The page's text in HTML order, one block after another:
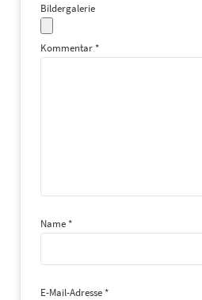
Bildergalerie
Kommentar *
Name *
E-Mail-Adresse *